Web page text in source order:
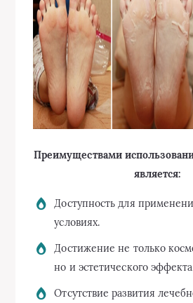
Преимуществами
является:
Доступность для
условиях.
Достижение не только
но и эстетического
Отсутствие развития